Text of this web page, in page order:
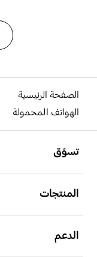
الصفحة الرئيسية
الهواتف المحمولة
تسوّق
المنتجات
الدعم